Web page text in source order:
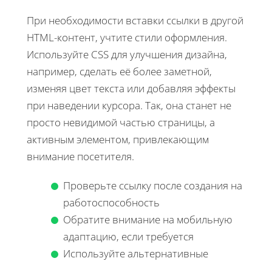
При необходимости вставки ссылки в другой
HTML-контент, учтите стили оформления.
Используйте CSS для улучшения дизайна,
например, сделать её более заметной,
изменяя цвет текста или добавляя эффекты
при наведении курсора. Так, она станет не
просто невидимой частью страницы, а
активным элементом, привлекающим
внимание посетителя.
Проверьте ссылку после создания на
работоспособность
Обратите внимание на мобильную
адаптацию, если требуется
Используйте альтернативные